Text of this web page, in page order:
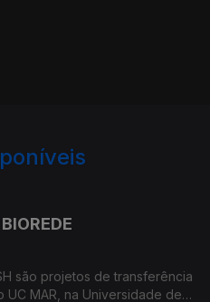
MAR, na Universidade de